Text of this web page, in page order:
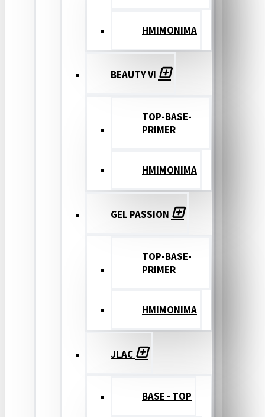
ΗΜΙΜΟΝΙΜΑ
BEAUTY VI
TOP-BASE-
PRIMER
ΗΜΙΜΟΝΙΜΑ
GEL PASSION
TOP-BASE-
PRIMER
ΗΜΙΜΟΝΙΜΑ
JLAC
BASE - TOP